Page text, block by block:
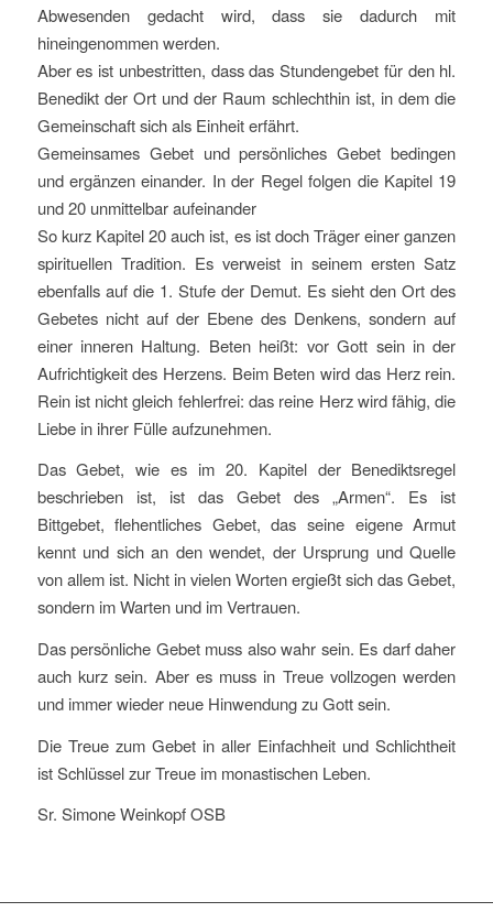
Abwesenden gedacht wird, dass sie dadurch mit
hineingenommen werden.
Aber es ist unbestritten, dass das Stundengebet für den hl.
Benedikt der Ort und der Raum schlechthin ist, in dem die
Gemeinschaft sich als Einheit erfährt.
Gemeinsames Gebet und persönliches Gebet bedingen
und ergänzen einander. In der Regel folgen die Kapitel 19
und 20 unmittelbar aufeinander
So kurz Kapitel 20 auch ist, es ist doch Träger einer ganzen
spirituellen Tradition. Es verweist in seinem ersten Satz
ebenfalls auf die 1. Stufe der Demut. Es sieht den Ort des
Gebetes nicht auf der Ebene des Denkens, sondern auf
einer inneren Haltung. Beten heißt: vor Gott sein in der
Aufrichtigkeit des Herzens. Beim Beten wird das Herz rein.
Rein ist nicht gleich fehlerfrei: das reine Herz wird fähig, die
Liebe in ihrer Fülle aufzunehmen.
Das Gebet, wie es im 20. Kapitel der Benediktsregel
beschrieben ist, ist das Gebet des „Armen“. Es ist
Bittgebet, flehentliches Gebet, das seine eigene Armut
kennt und sich an den wendet, der Ursprung und Quelle
von allem ist. Nicht in vielen Worten ergießt sich das Gebet,
sondern im Warten und im Vertrauen.
Das persönliche Gebet muss also wahr sein. Es darf daher
auch kurz sein. Aber es muss in Treue vollzogen werden
und immer wieder neue Hinwendung zu Gott sein.
Die Treue zum Gebet in aller Einfachheit und Schlichtheit
ist Schlüssel zur Treue im monastischen Leben.
Sr. Simone Weinkopf OSB